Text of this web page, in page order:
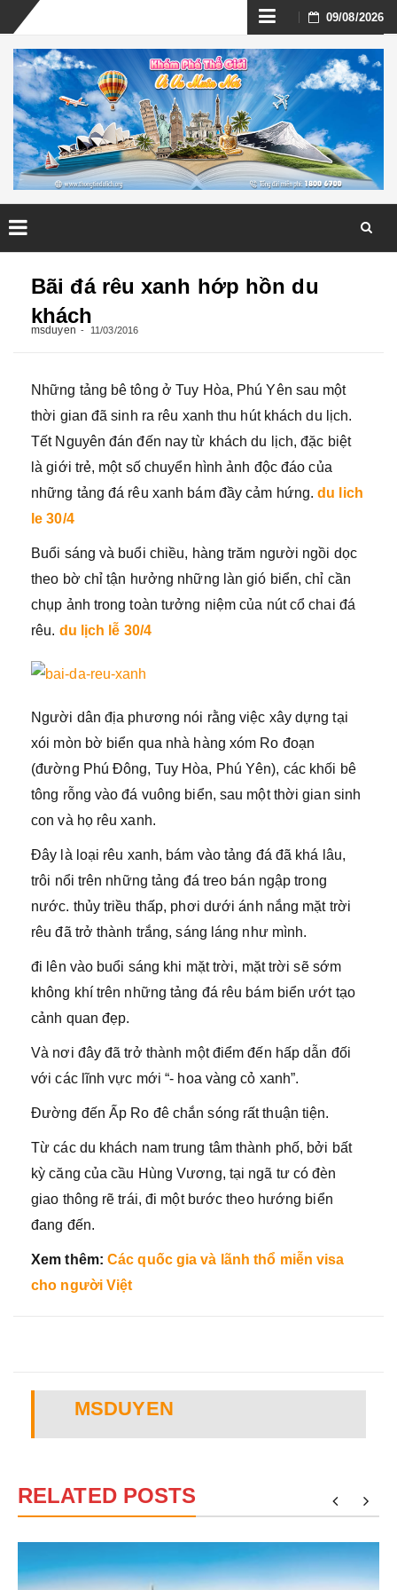
Skip
to
content
09/08/2026
Bãi đá rêu xanh hớp hồn du
khách
msduyen 11/03/2016
Những tảng bê tông ở Tuy Hòa, Phú Yên sau một
thời gian đã sinh ra rêu xanh thu hút khách du lịch.
Tết Nguyên đán đến nay từ khách du lịch, đặc biệt
là giới trẻ, một số chuyển hình ảnh độc đáo của
những tảng đá rêu xanh bám đầy cảm hứng.du lich
le 30/4
Buổi sáng và buổi chiều, hàng trăm người ngồi dọc
theo bờ chỉ tận hưởng những làn gió biển, chỉ cần
chụp ảnh trong toàn tưởng niệm của nút cổ chai đá
rêu. du lịch lễ 30/4
Người dân địa phương nói rằng việc xây dựng tại
xói mòn bờ biển qua nhà hàng xóm Ro đoạn
(đường Phú Đông, Tuy Hòa, Phú Yên), các khối bê
tông rỗng vào đá vuông biển, sau một thời gian sinh
con và họ rêu xanh.
Đây là loại rêu xanh, bám vào tảng đá đã khá lâu,
trôi nổi trên những tảng đá treo bán ngập trong
nước. thủy triều thấp, phơi dưới ánh nắng mặt trời
rêu đã trở thành trắng, sáng láng như mình.
đi lên vào buổi sáng khi mặt trời, mặt trời sẽ sớm
không khí trên những tảng đá rêu bám biển ướt tạo
cảnh quan đẹp.
Và nơi đây đã trở thành một điểm đến hấp dẫn đối
với các lĩnh vực mới “- hoa vàng cỏ xanh”.
Đường đến Ấp Ro đê chắn sóng rất thuận tiện.
Từ các du khách nam trung tâm thành phố, bởi bất
kỳ căng của cầu Hùng Vương, tại ngã tư có đèn
giao thông rẽ trái, đi một bước theo hướng biển
đang đến.
Xem thêm: Các quốc gia và lãnh thổ miễn visa
cho người Việt
MSDUYEN
RELATED POSTS